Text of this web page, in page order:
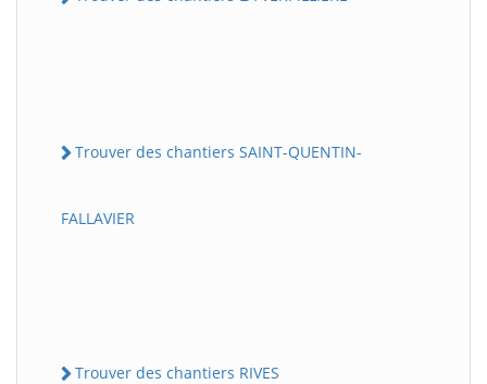
Trouver des chantiers SAINT-QUENTIN-
FALLAVIER
Trouver des chantiers RIVES